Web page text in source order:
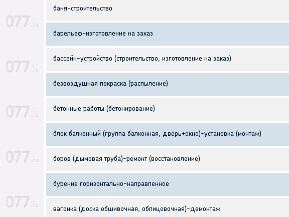
баня-строительство
барельеф-изготовление на заказ
бассейн-устройство (строительство, изготовление на заказ)
безвоздушная покраска (распыление)
бетонные работы (бетонирование)
блок балконный (группа балконная, дверь+окно)-установка (монтаж)
боров (дымовая труба)-ремонт (восстановление)
бурение горизонтально-направленное
вагонка (доска обшивочная, облицовочная)-демонтаж